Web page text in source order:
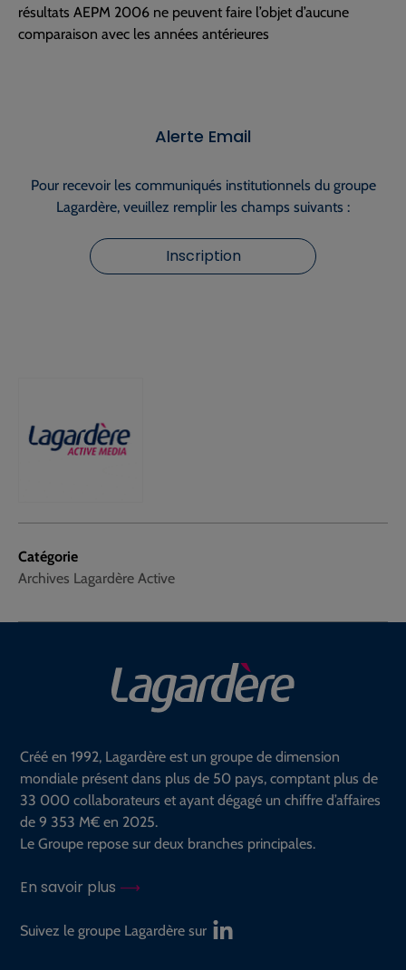
Catégorie
Archives Lagardère Active
résultats AEPM 2006 ne peuvent faire l’objet d’aucune
comparaison avec les années antérieures
Alerte Email
Pour recevoir les communiqués institutionnels du groupe
Lagardère, veuillez remplir les champs suivants :
Inscription
Créé en 1992, Lagardère est un groupe de dimension
mondiale présent dans plus de 50 pays, comptant plus de
33 000 collaborateurs et ayant dégagé un chiffre d’affaires
de 9 353 M€ en 2025.
Le Groupe repose sur deux branches principales.
En savoir plus
Suivez le groupe Lagardère sur